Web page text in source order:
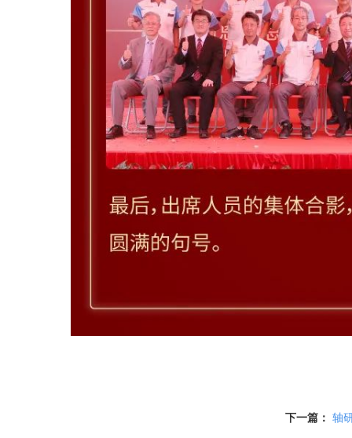
下一篇： 轴